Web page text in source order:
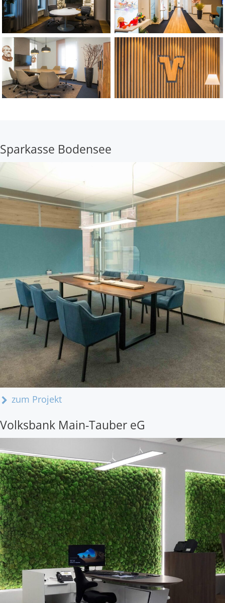
Sparkasse Bodensee
zum Projekt
Volksbank Main-Tauber eG